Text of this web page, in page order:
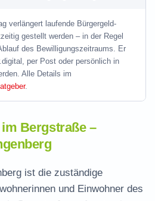
verlängert laufende Bürgergeld-
gestellt werden – in der Regel
des Bewilligungszeitraums. Er
per Post oder persönlich in
Alle Details im
.
Bergstraße –
ist die zuständige
und Einwohner des